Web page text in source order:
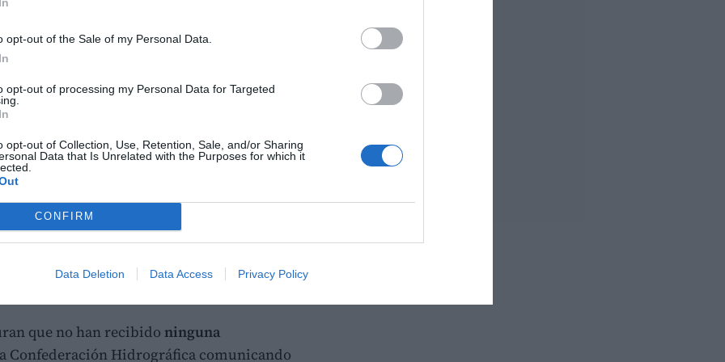
opt-out of the Sale of my Personal Data.
opt-out of processing my Personal Data for Targeted
opt-out of Collection, Use, Retention, Sale, and/or Sharing
Data that Is Unrelated with the Purposes for which it
CONFIRM
Data Deletion Data Access Privacy Policy
la
Confederación Hidrográfica
se han respetado desde
ante el cambio de criterio que ahora
más de quince añosno se ha logrado
que impidiera la tributación de las
recreativo autorizado de la presa.
el cambio de criterio
a los responsables municipales es lafalta
que no han recibido ninguna
Confederación Hidrográfica comunicando